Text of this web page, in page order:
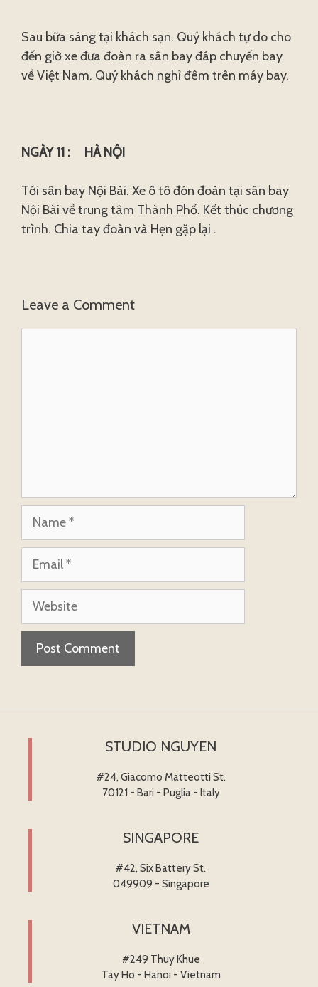
Sau bữa sáng tại khách sạn. Quý khách tự do cho
đến giờ xe đưa đoàn ra sân bay đáp chuyến bay
về Việt Nam. Quý khách nghỉ đêm trên máy bay.
NGÀY 11 : HÀ NỘI
Tới sân bay Nội Bài. Xe ô tô đón đoàn tại sân bay
Nội Bài về trung tâm Thành Phố. Kết thúc chương
trình. Chia tay đoàn và Hẹn gặp lại .
Leave a Comment
Name
Email
Website
STUDIO NGUYEN
#24, Giacomo Matteotti St.
70121 - Bari - Puglia - Italy
SINGAPORE
#42, Six Battery St.
049909 - Singapore
VIETNAM
#249 Thuy Khue
Tay Ho - Hanoi - Vietnam